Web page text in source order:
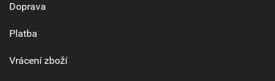
Doprava
Platba
Vrácení zboží